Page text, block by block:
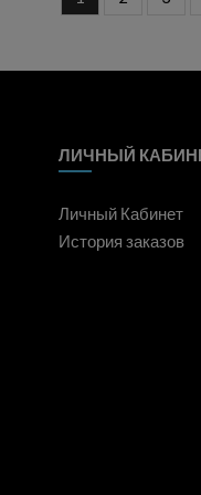
ЛИЧНЫЙ
Личный Кабинет
История заказов